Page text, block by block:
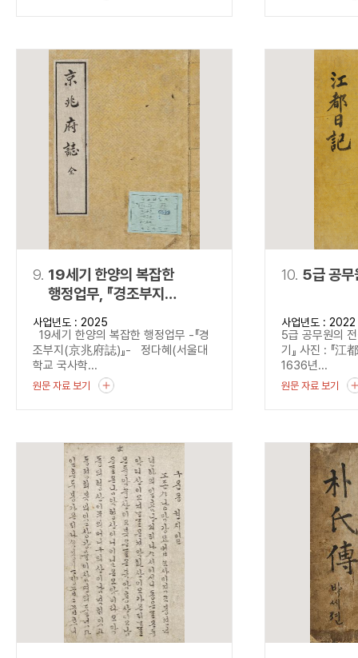
9. 19세기 한양의 복잡한
행정업무, 『경조부지
(京兆府誌)』
사업년도 : 2025
19세기 한양의 복잡한 행정업무 -『경
조부지(京兆府誌)』- 정다혜(서울대
학교 국사학...
원문 자료 보기
10. 5급 공무
사업년도 : 2022
5급 공무원의
기』 사진 : 『
1636년...
원문 자료 보기